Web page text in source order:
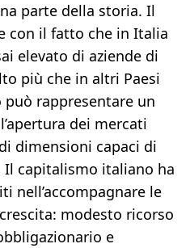
parte della storia. Il
con il fatto che in Italia
elevato di aziende di
più che in altri Paesi
rappresentare un
dei mercati
dimensioni capaci di
capitalismo italiano ha
nell’accompagnare le
modesto ricorso
e